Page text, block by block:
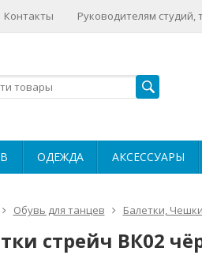
Контакты Руководителям студий,
ОДЕЖДА АКСЕССУАРЫ
Обувь для танцев Балетки, Чешки
стрейч ВК02